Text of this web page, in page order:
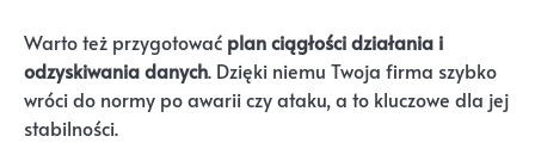
Warto też przygotować plan ciągłości działania i
odzyskiwania danych. Dzięki niemu Twoja firma szybko
wróci do normy po awarii czy ataku, a to kluczowe dla jej
stabilności.